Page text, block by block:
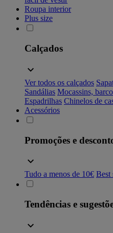
Roupa interior
Plus size
Calçados
Ver todos os calçados
Sandálias Mocassins,
Espadrilhas Chinelos de
Acessórios
Promoções e
Tudo a menos de 10€ Best
Tendências e